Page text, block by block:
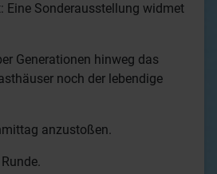
Eine Sonderausstellung widmet
Generationen hinweg das
noch der lebendige
anzustoßen.